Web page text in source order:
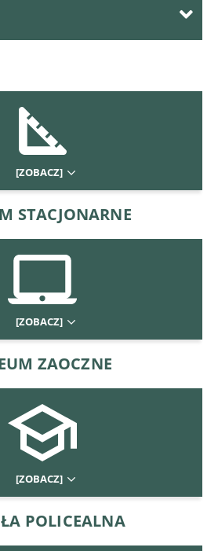
[ZOBACZ]
STACJONARNE
[ZOBACZ]
ZAOCZNE
[ZOBACZ]
POLICEALNA